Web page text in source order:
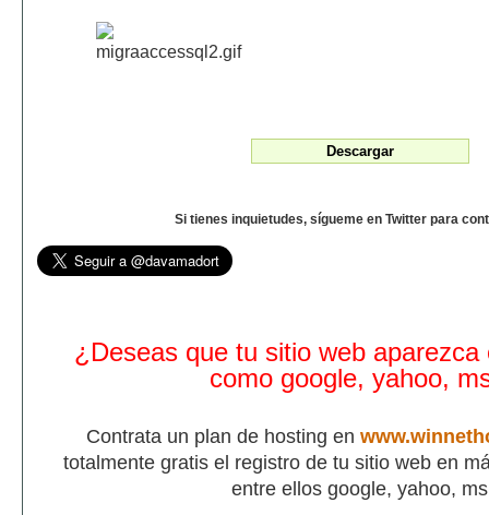
Si tienes inquietudes, sígueme en Twitter para
¿Deseas que tu sitio web aparezca
como google, yahoo,
Contrata un plan de hosting en
totalmente gratis el registro de tu sitio web en
entre ellos google, yahoo,